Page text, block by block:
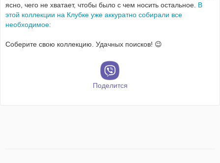
ясно, чего не хватает, чтобы было с чем носить остальное. В
этой коллекции на Клубке уже аккуратно собирали все
необходимое:
Соберите свою коллекцию. Удачных поисков! 😉
Поделится